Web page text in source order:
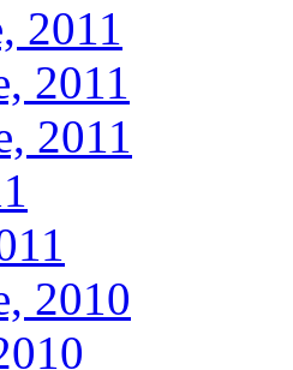
2011
2011
2011
2010